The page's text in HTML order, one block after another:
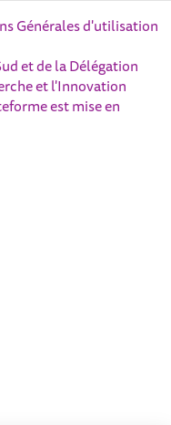
Générales d'utilisation
et de la Délégation
et l'Innovation
est mise en